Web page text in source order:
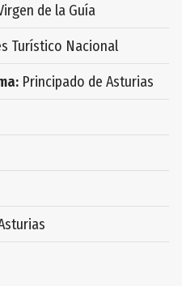
de la Guía
Turístico Nacional
Principado de Asturias